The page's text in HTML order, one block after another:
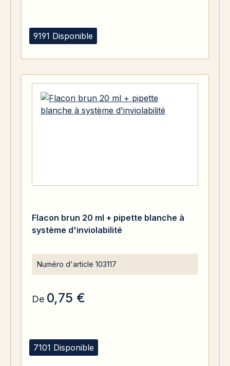
9191 Disponible
7101 Disponible
Flacon brun 20 ml + pipette blanche à
système d'inviolabilité
Numéro d'article 103117
De 0,75 €